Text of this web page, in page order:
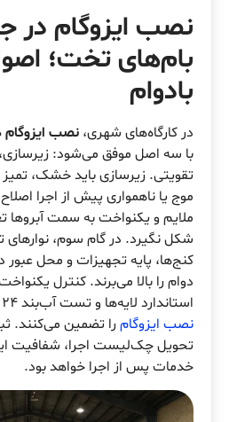
نصب ایزوگام در
بام‌های تخت؛
بادوام
در کارگاه‌های شهری، نصب ایزوگام
با سه اصل موفق می‌شود:
تقویتی. زیرسازی باید خشک، تمیز
موج یا ناهمواری پیش از اجرا
ملایم و یکنواخت به سمت آبروها
شکل نگیرد. در گام سوم، نوارهای
کنج‌ها، پایه تجهیزات و محل
دوام را بالا می‌برند. کنترل
استاندارد لایه‌ها و تست آب‌بند ۲۴ ساعته، کیفیت نهایی
نصب ایزوگامرا تضمین می‌کنند.
تحویل چک‌لیست اجرا، شفافیت
خدمات پس از اجرا خواهد بود.